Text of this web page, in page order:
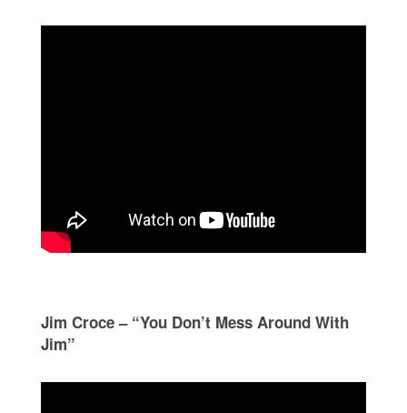
Jim Croce – “You Don’t Mess Around With
Jim”